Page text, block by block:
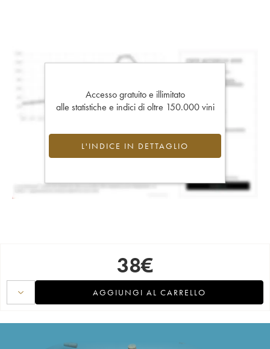
Accesso gratuito e illimitato
alle statistiche e indici di oltre 150.000 vini
L'INDICE IN DETTAGLIO
38€
AGGIUNGI AL CARRELLO